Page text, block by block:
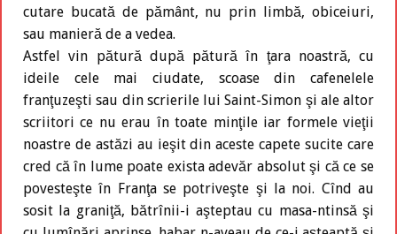
cutare bucată de pământ, nu prin limbă, obiceiuri,
sau manieră de a vedea.
Astfel vin pătură după pătură în ţara noastră, cu
ideile cele mai ciudate, scoase din cafenelele
franţuzeşti sau din scrierile lui Saint-Simon şi ale altor
scriitori ce nu erau în toate minţile iar formele vieţii
noastre de astăzi au ieşit din aceste capete sucite care
cred că în lume poate exista adevăr absolut şi că ce se
povesteşte în Franţa se potriveşte şi la noi. Cînd au
sosit la graniţă, bătrînii-i aşteptau cu masa-ntinsă şi